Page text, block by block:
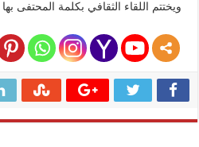
ويختتم اللقاء الثقافي بكلمة المحتفى